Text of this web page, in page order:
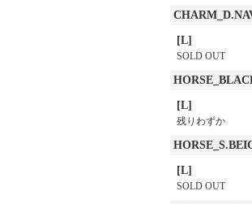
[L]
SOLD OUT
[L]
残りわずか
[L]
SOLD OUT